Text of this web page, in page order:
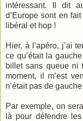
intéressant. Il dit
d’Europe sont en
libéral et hop !
Hier, à l’apéro, j’ai
ce qu’était la
billet sans queue ni
moment, il m’est
n’était pas de
Par exemple, on
là pour défendre